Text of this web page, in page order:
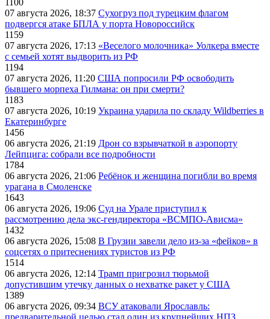
1100
07 августа 2026, 18:37 Сухогруз под турецким флагом
подвергся атаке БПЛА у порта Новороссийск
1159
07 августа 2026, 17:13 «Веселого молочника» Уолкера вместе
с семьей хотят выдворить из РФ
1194
07 августа 2026, 11:20 США попросили РФ освободить
бывшего морпеха Гилмана: он при смерти?
1183
07 августа 2026, 10:19 Украина ударила по складу Wildberries в
Екатеринбурге
1456
06 августа 2026, 21:19 Дрон со взрывчаткой в аэропорту
Лейпцига: собрали все подробности
1784
06 августа 2026, 21:06 Ребёнок и женщина погибли во время
урагана в Смоленске
1643
06 августа 2026, 19:06 Суд на Урале приступил к
рассмотрению дела экс-гендиректора «ВСМПО-Ависма»
1432
06 августа 2026, 15:08 В Грузии завели дело из-за «фейков» в
соцсетях о притеснениях туристов из РФ
1514
06 августа 2026, 12:14 Трамп пригрозил тюрьмой
допустившим утечку данных о нехватке ракет у США
1389
06 августа 2026, 09:34 ВСУ атаковали Ярославль:
предварительной целью стал один из крупнейших НПЗ